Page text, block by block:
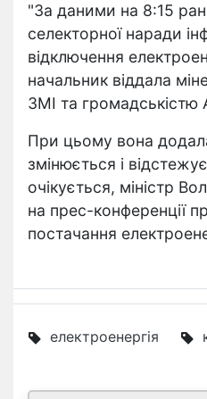
"За даними на 8:15
селекторної наради
відключення
начальник віддала
ЗМІ та громадськістю
При цьому вона
змінюється і
очікується, міністр
на прес-конференції
постачання
електроенергія